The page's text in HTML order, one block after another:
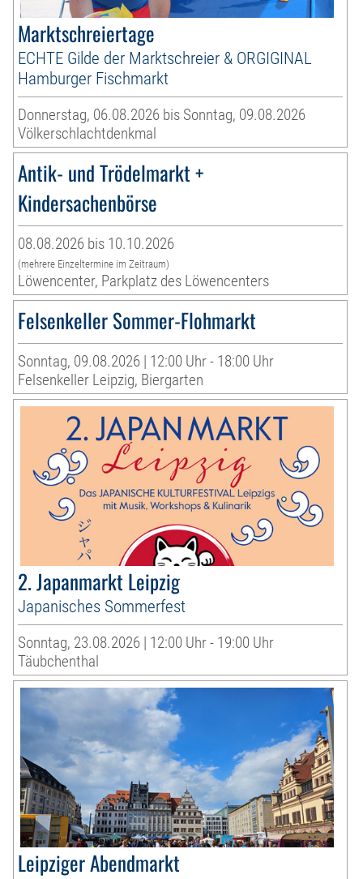
Marktschreiertage
ECHTE Gilde der Marktschreier & ORGIGINAL
Hamburger Fischmarkt
Donnerstag, 06.08.2026 bis Sonntag, 09.08.2026
Völkerschlachtdenkmal
Antik- und Trödelmarkt +
Kindersachenbörse
08.08.2026 bis 10.10.2026
(mehrere Einzeltermine im Zeitraum)
Löwencenter, Parkplatz des Löwencenters
Felsenkeller Sommer-Flohmarkt
Sonntag, 09.08.2026 | 12:00 Uhr - 18:00 Uhr
Felsenkeller Leipzig, Biergarten
2. Japanmarkt Leipzig
Japanisches Sommerfest
Sonntag, 23.08.2026 | 12:00 Uhr - 19:00 Uhr
Täubchenthal
Leipziger Abendmarkt